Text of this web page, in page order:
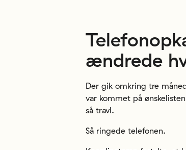
ændrede
Der gik omkring tre
var kommet på
så travl.
Så ringede telefonen.